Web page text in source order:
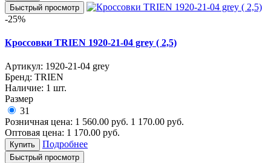
Быстрый просмотр
-25%
Кроссовки TRIEN 1920-21-04 grey ( 2,5)
Артикул: 1920-21-04 grey
Бренд: TRIEN
Наличие: 1 шт.
Размер
31
Розничная цена: 1 560.00 руб. 1 170.00 руб.
Оптовая цена: 1 170.00 руб.
Купить Подробнее
Быстрый просмотр